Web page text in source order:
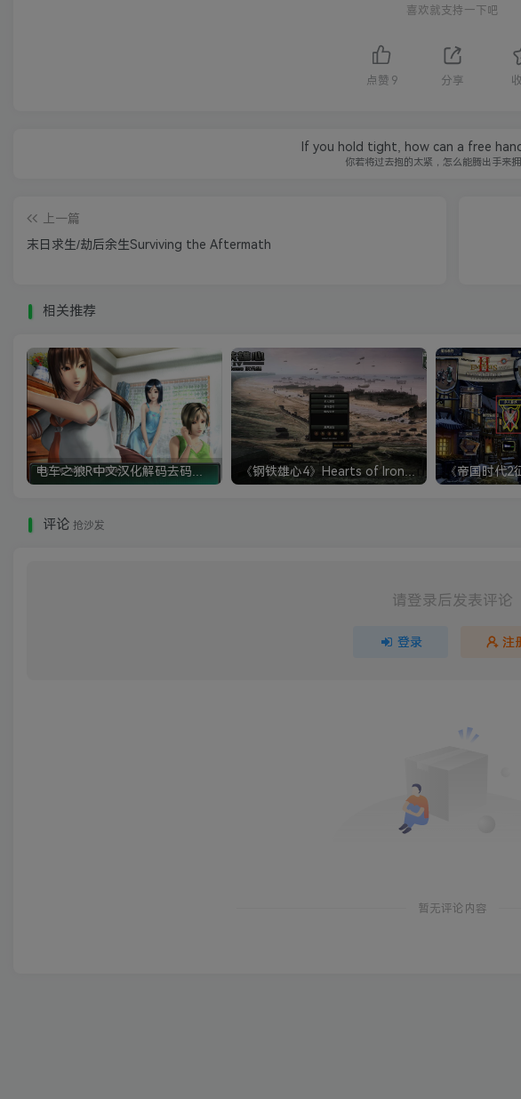
喜欢就支持一下吧
点赞 9 分享
If you hold tight, how can a free
你若将过去抱的太紧，怎么能腾出手来
上一篇
末日求生/劫后余生Surviving the Aftermath
相关推荐
评论 抢沙发
请登录后发表评论
登录 注
暂无评论内容